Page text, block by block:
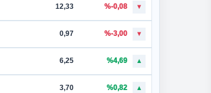
12,33 %-0,08 ▼
0,97 %-3,00 ▼
6,25 %4,69 ▲
3,70 %0,82 ▲